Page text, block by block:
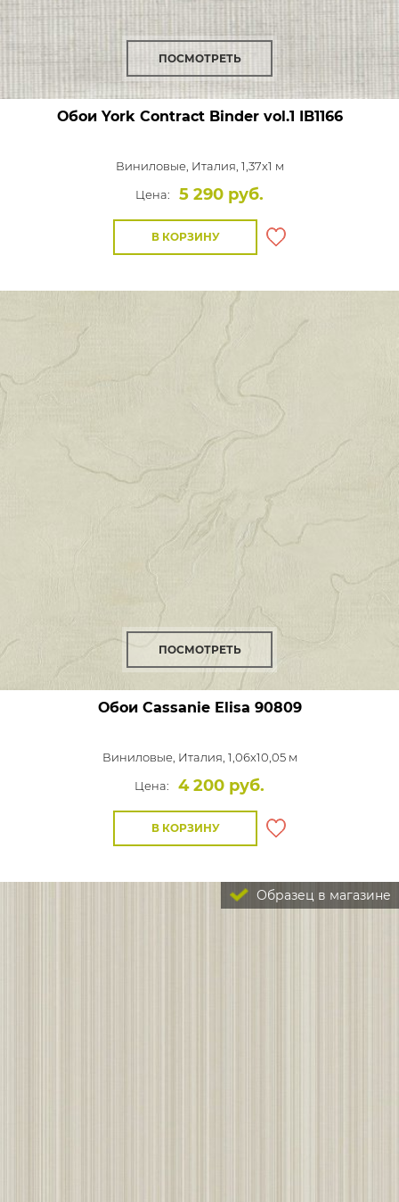
ПОСМОТРЕТЬ
Обои York Contract Binder vol.1 IB1166
Виниловые, Италия, 1,37x1 м
Цена:
5 290 руб.
В КОРЗИНУ
ПОСМОТРЕТЬ
Обои Cassanie Elisa 90809
Виниловые, Италия, 1,06x10,05 м
Цена:
4 200 руб.
В КОРЗИНУ
Образец в магазине